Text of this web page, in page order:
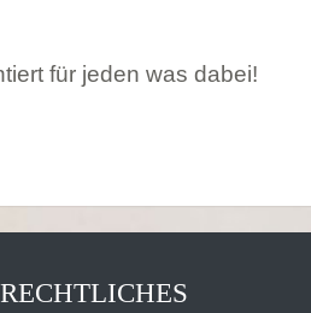
für jeden was dabei!
RECHTLICHES